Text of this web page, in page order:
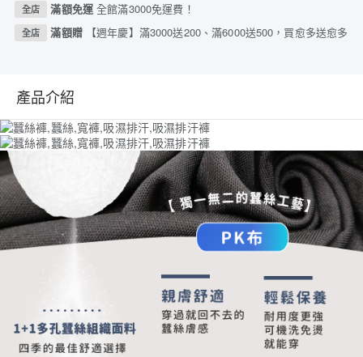
全店 滿額免運全館滿3000免運費！
全店 滿額贈 【週年慶】滿3000送200、滿6000送500，買愈多送愈多
產品介紹